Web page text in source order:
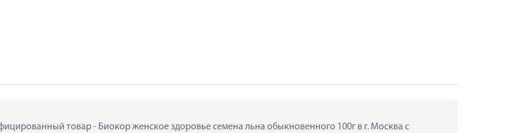
товар - Биокор женское здоровье семена льна обыкновенного 100г в г. Москва с